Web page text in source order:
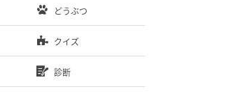
どうぶつ
クイズ
診断